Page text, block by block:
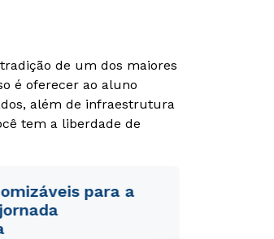
de um dos maiores
é oferecer ao aluno
além de infraestrutura
tem a liberdade de
para a